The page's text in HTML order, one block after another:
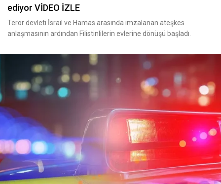
ediyor VİDEO İZLE
Terör devleti İsrail ve Hamas arasında imzalanan ateşkes
anlaşmasının ardından Filistinlilerin evlerine dönüşü başladı.